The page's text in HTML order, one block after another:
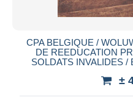
CPA BELGIQUE /
DE REEDUCATION
SOLDATS INVALIDES /
±